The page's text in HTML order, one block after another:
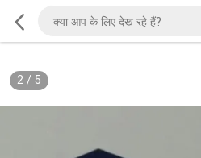
2/ 5